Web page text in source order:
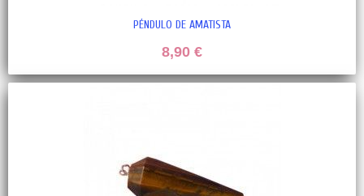
PÉNDULO DE AMATISTA
8,90 €